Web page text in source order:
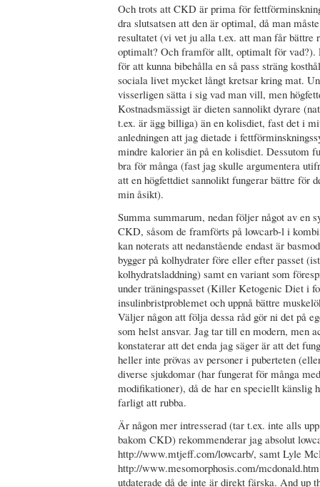
Och trots att CKD är prima för
dra slutsatsen att den är optimal, då man
resultatet (vi vet ju alla t.ex. att man får bättre
optimalt? Och framför allt, optimalt för vad?).
för att kunna bibehålla en så pass sträng
sociala livet mycket långt kretsar kring mat.
visserligen sätta i sig vad man vill, men
Kostnadsmässigt är dieten sannolikt dyrare
t.ex. är ägg billiga) än en kolisdiet, fast det i
anledningen att jag dietade i
mindre kalorier än på en kolisdiet. Dessutom
bra för många (fast jag skulle argumentera
att en högfettdiet sannolikt fungerar bättre för
min åsikt).
Summa summarum, nedan följer något av en
CKD, såsom de framförts på lowcarb-l i
kan noterats att nedanstående endast är
bygger på kolhydrater före eller efter passet
kolhydratsladdning) samt en variant som
under träningspasset (Killer Ketogenic Diet i
insulinbristproblemet och uppnå bättre
Väljer någon att följa dessa råd gör ni det på
som helst ansvar. Jag tar till en modern, men
konstaterar att det enda jag säger är att det
heller inte prövas av personer i puberteten
diverse sjukdomar (har fungerat för många
modifikationer), då de har en speciellt känslig
farligt att rubba.
Är någon mer intresserad (tar t.ex. inte alls
bakom CKD) rekommenderar jag absolut
http://www.mtjeff.com/lowcarb/, samt Lyle
http://www.mesomorphosis.com/
utdaterade då de inte är direkt färska. And up